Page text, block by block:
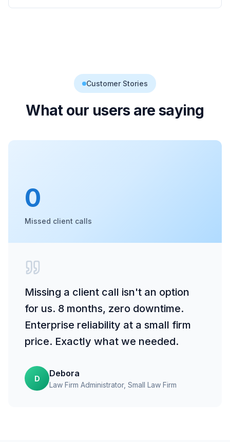
Customer Stories
What our users are saying
0
Missed client calls
Missing a client call isn't an option
for us. 8 months, zero downtime.
Enterprise reliability at a small firm
price. Exactly what we needed.
D
Debora
Law Firm Administrator, Small Law Firm